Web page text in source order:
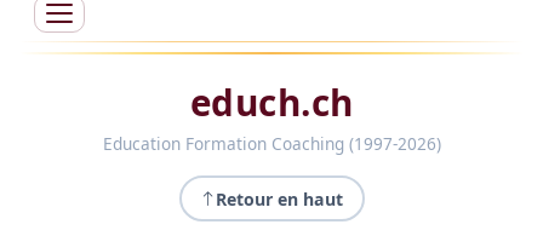
educh.ch
Education Formation Coaching (1997-2026)
Retour en haut